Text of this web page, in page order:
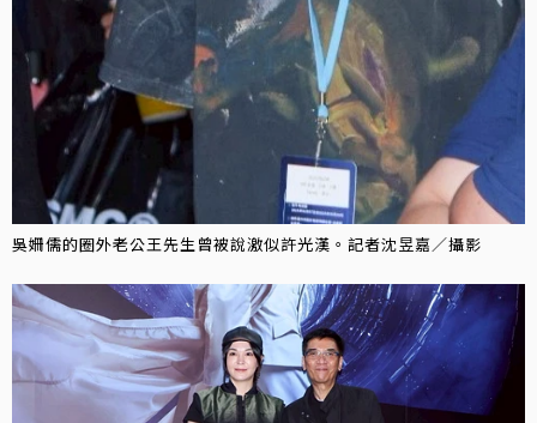
吳姍儒的圈外老公王先生曾被說激似許光漢。記者沈昱嘉／攝影